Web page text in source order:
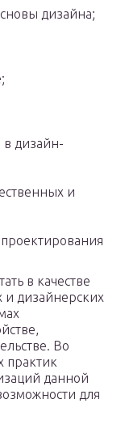
дизайна;
дизайн-
и
в качестве
и дизайнерских
Во
практик
данной
для